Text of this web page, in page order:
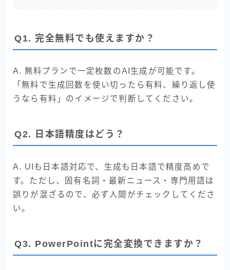
Q1. 完全無料でも使えますか？
A. 無料プランで一定枚数のAI生成が可能です。
「無料で生成回数を使い切ったら有料、繰り返し使
うなら有料」のイメージで判断してください。
Q2. 日本語精度はどう？
A. UIも日本語対応で、生成も日本語で精度高めで
す。ただし、固有名詞・最新ニュース・専門用語は
誤りが混ざるので、必ず人間がチェックしてくださ
い。
Q3. PowerPointに完全変換できますか？